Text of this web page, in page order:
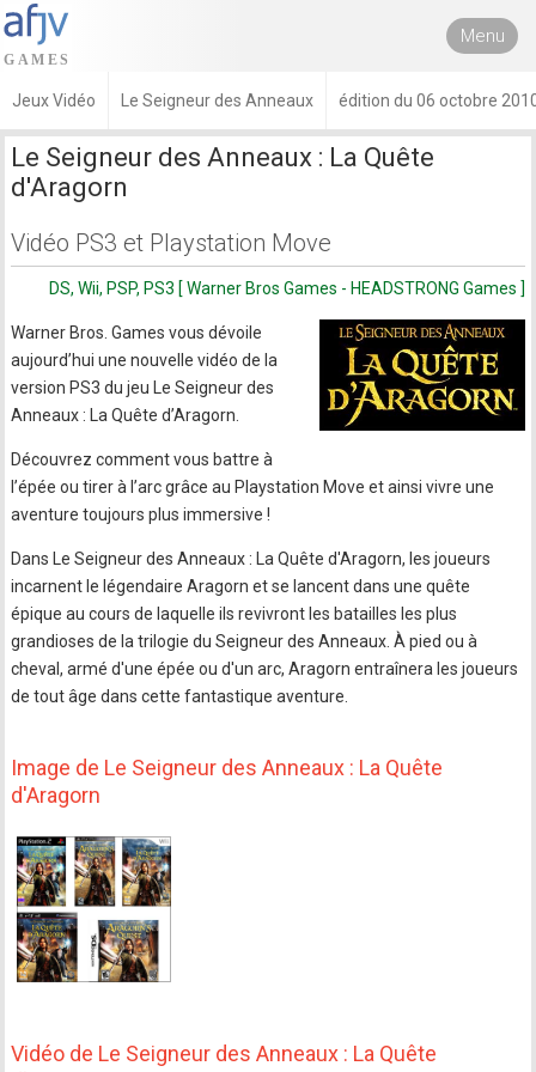
Menu
Jeux Vidéo Le Seigneur des Anneaux édition du 06 octobre
Le Seigneur des Anneaux : La Quête
d'Aragorn
Vidéo PS3 et Playstation Move
DS, Wii, PSP, PS3 [ Warner Bros Games - HEADSTRONG Games ]
Warner Bros. Games vous dévoile
aujourd’hui une nouvelle vidéo de la
version PS3 du jeu Le Seigneur des
Anneaux : La Quête d’Aragorn.
Découvrez comment vous battre à
l’épée ou tirer à l’arc grâce au Playstation Move et ainsi vivre une
aventure toujours plus immersive !
Dans Le Seigneur des Anneaux : La Quête d'Aragorn, les joueurs
incarnent le légendaire Aragorn et se lancent dans une quête
épique au cours de laquelle ils revivront les batailles les plus
grandioses de la trilogie du Seigneur des Anneaux. À pied ou à
cheval, armé d'une épée ou d'un arc, Aragorn entraînera les joueurs
de tout âge dans cette fantastique aventure.
Image de Le Seigneur des Anneaux : La Quête
d'Aragorn
Vidéo de Le Seigneur des Anneaux : La Quête